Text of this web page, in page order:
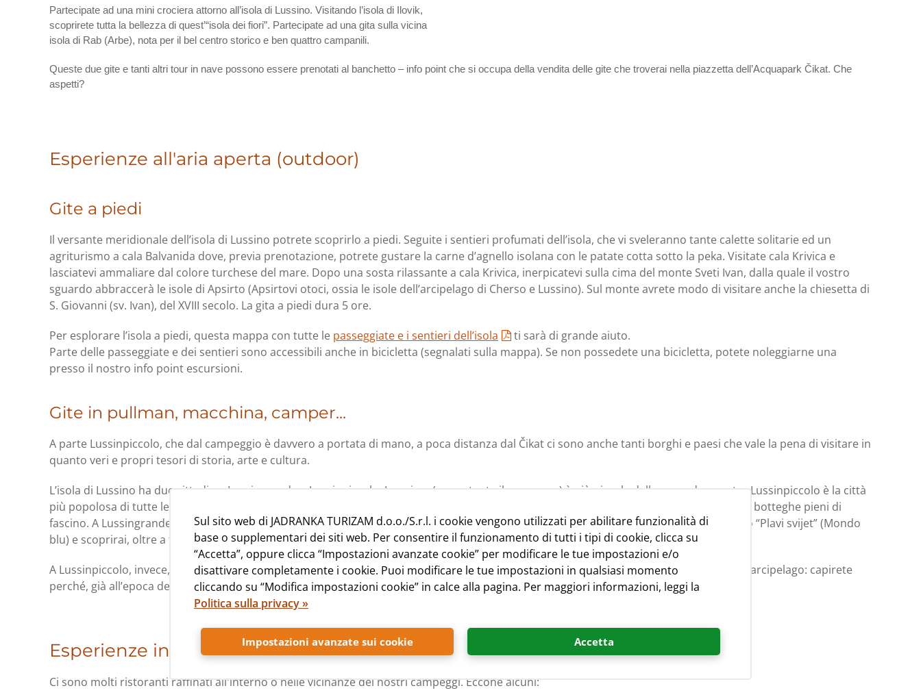
Partecipate ad una mini crociera attorno all’isola di Lussino. Visitando l’isola di Ilovik,
scoprirete tutta la bellezza di quest’“isola dei fiori”. Partecipate ad una gita sulla vicina
isola di Rab (Arbe), nota per il bel centro storico e ben quattro campanili.
Queste due gite e tanti altri tour in nave possono essere prenotati al banchetto – info point che si occupa della vendita delle gite che troverai nella piazzetta dell’Acquapark Čikat. Che
aspetti?
Esperienze all'aria aperta (outdoor)
Gite a piedi
Il versante meridionale dell’isola di Lussino potrete scoprirlo a piedi. Seguite i sentieri profumati dell’isola, che vi sveleranno tante calette solitarie ed un
agriturismo a cala Balvanida dove, previa prenotazione, potrete gustare la carne d’agnello isolana con le patate cotta sotto la peka. Visitate cala Krivica e
lasciatevi ammaliare dal colore turchese del mare. Dopo una sosta rilassante a cala Krivica, inerpicatevi sulla cima del monte Sveti Ivan, dalla quale il vostro
sguardo abbraccerà le isole di Apsirto (Apsirtovi otoci, ossia le isole dell’arcipelago di Cherso e Lussino). Sul monte avrete modo di visitare anche la chiesetta di
S. Giovanni (sv. Ivan), del XVIII secolo. La gita a piedi dura 5 ore.
Per esplorare l’isola a piedi, questa mappa con tutte le passeggiate e i sentieri dell’isola
ti sarà di grande aiuto.
Parte delle passeggiate e dei sentieri sono accessibili anche in bicicletta (segnalati sulla mappa). Se non possedete una bicicletta, potete noleggiarne una
presso il nostro info point escursioni.
Gite in pullman, macchina, camper...
A parte Lussinpiccolo, che dal campeggio è davvero a portata di mano, a poca distanza dal Čikat ci sono anche tanti borghi e paesi che vale la pena di visitare in
quanto veri e propri tesori di storia, arte e cultura.
L’isola di Lussino ha due cittadine: Lussingrande e Lussinpiccolo. La prima (nonostante il suo nome) è più piccola della seconda, mentre Lussinpiccolo è la città
più popolosa di tutte le città insulari croate. Passeggiando per le viuzze e le piazzette di Lussingrande e Lussinpiccolo, scoprirai negozi e botteghe pieni di
fascino. A Lussingrande ti consigliamo di visitare la Torre e la galleria d’arte, meglio se accompagnato da una guida. Visita anche l’Istituto “Plavi svijet” (Mondo
blu) e scoprirai, oltre a tante altre curiosità, il mondo dei delfini tursiopi che popolano l’arcipelago di Cherso e Lussino…
A Lussinpiccolo, invece, vi invitiamo a visitare il Giardino profumato e le sue tantissime specie vegetali che crescono esclusivamente sull’arcipelago: capirete
perché, già all’epoca della monarchia austroungarica, i visitatori dell’isola di Lussino fossero già tanti.
Esperienze indoor
Ci sono molti ristoranti raffinati all'interno o nelle vicinanze dei nostri campeggi. Eccone alcuni:
Sul sito web di JADRANKA TURIZAM d.o.o./S.r.l. i cookie vengono utilizzati per abilitare funzionalità di
base o supplementari dei siti web. Per consentire il funzionamento di tutti i tipi di cookie, clicca su
“Accetta”, oppure clicca “Impostazioni avanzate cookie” per modificare le tue impostazioni e/o
disattivare completamente i cookie. Puoi modificare le tue impostazioni in qualsiasi momento
cliccando su “Modifica impostazioni cookie” in calce alla pagina. Per maggiori informazioni, leggi la
Politica sulla privacy »
Impostazioni avanzate sui cookie Accetta